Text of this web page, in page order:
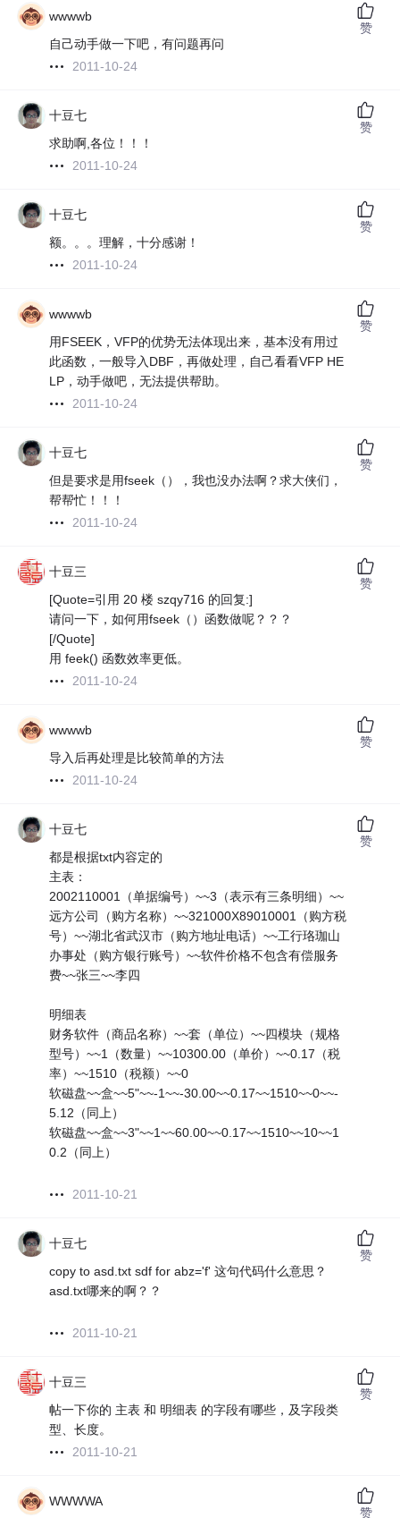
wwwwb
自己动手做一下吧，有问题再问
2011-10-24
赞
十豆七
求助啊,各位！！！
2011-10-24
赞
十豆七
额。。。理解，十分感谢！
2011-10-24
赞
wwwwb
用FSEEK，VFP的优势无法体现出来，基本没有用过
此函数，一般导入DBF，再做处理，自己看看VFP HE
LP，动手做吧，无法提供帮助。
2011-10-24
赞
十豆七
但是要求是用fseek（），我也没办法啊？求大侠们，
帮帮忙！！！
2011-10-24
赞
十豆三
[Quote=引用 20 楼 szqy716 的回复:]
请问一下，如何用fseek（）函数做呢？？？
[/Quote]
用 feek() 函数效率更低。
2011-10-24
赞
wwwwb
导入后再处理是比较简单的方法
2011-10-24
赞
十豆七
都是根据txt内容定的
主表：
2002110001（单据编号）~~3（表示有三条明细）~~
远方公司（购方名称）~~321000X89010001（购方税
号）~~湖北省武汉市（购方地址电话）~~工行珞珈山
办事处（购方银行账号）~~软件价格不包含有偿服务
费~~张三~~李四
明细表
财务软件（商品名称）~~套（单位）~~四模块（规格
型号）~~1（数量）~~10300.00（单价）~~0.17（税
率）~~1510（税额）~~0
软磁盘~~盒~~5"~~-1~~-30.00~~0.17~~1510~~0~~-
5.12（同上）
软磁盘~~盒~~3"~~1~~60.00~~0.17~~1510~~10~~1
0.2（同上）
2011-10-21
赞
十豆七
copy to asd.txt sdf for abz='f' 这句代码什么意思？
asd.txt哪来的啊？？
2011-10-21
赞
十豆三
帖一下你的 主表 和 明细表 的字段有哪些，及字段类
型、长度。
2011-10-21
赞
WWWWA
赞